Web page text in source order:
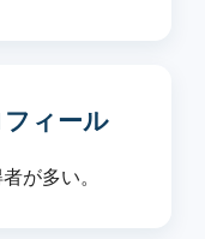
フィール
が多い。